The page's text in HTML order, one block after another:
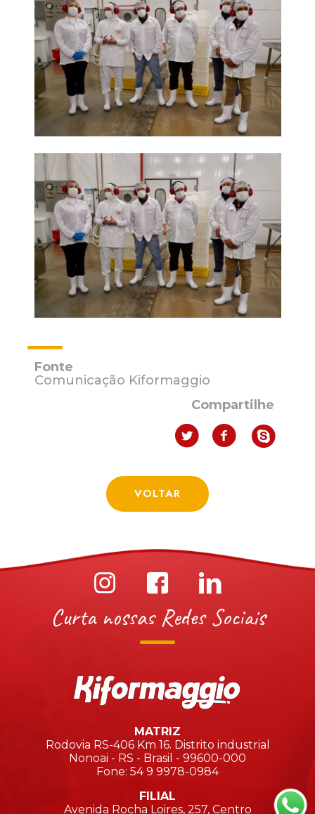
Fonte
Comunicação Kiformaggio
Compartilhe
VOLTAR
Curta nossas Redes Sociais
MATRIZ
Rodovia RS-406 Km 16. Distrito industrial
Nonoai - RS - Brasil - 99600-000
Fone: 54 9 9978-0984
FILIAL
Avenida Rocha Loires, 257, Centro